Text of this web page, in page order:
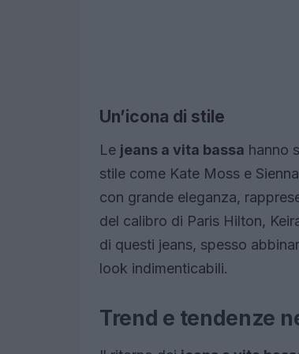
Un’icona di stile
Le jeans a vita bassa hanno
stile come Kate Moss e
con grande eleganza,
del calibro di Paris Hilton,
di questi jeans, spesso
look indimenticabili.
Trend e tendenze